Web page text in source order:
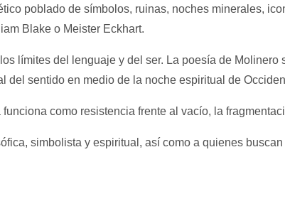
poblado de símbolos, ruinas, noches minerales,
Blake o Meister Eckhart.
límites del lenguaje y del ser. La poesía de Molinero
sentido en medio de la noche espiritual de
como resistencia frente al vacío, la
simbolista y espiritual, así como a quienes